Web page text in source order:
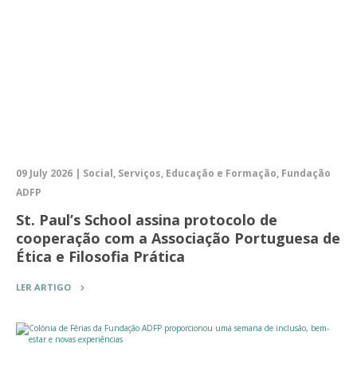
09 July 2026 | Social, Serviços, Educação e Formação, Fundação
ADFP
St. Paul’s School assina protocolo de
cooperação com a Associação Portuguesa de
Ética e Filosofia Prática
LER ARTIGO